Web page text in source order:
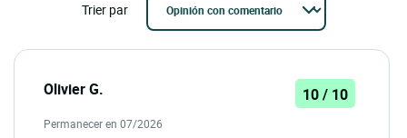
Trier par
Olivier G. 10 / 10
Permanecer en 07/2026